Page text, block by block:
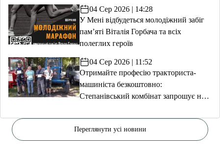
04 Сер 2026 | 14:28
У Мені відбудеться молодіжний забіг
пам’яті Віталія Горбача та всіх
полеглих героїв
04 Сер 2026 | 11:52
Отримайте професію тракториста-
машиніста безкоштовно:
Степанівський комбінат запрошує на
Переглянути усі новини